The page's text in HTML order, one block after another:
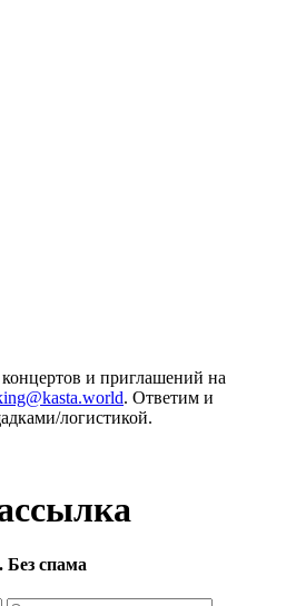
и приглашений на
. Ответим и
логистикой.
Без спама